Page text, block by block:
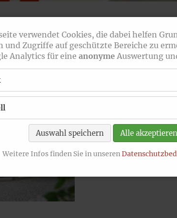
verwendet Cookies, die dabei helfen
und Zugriffe auf geschützte Bereiche zu
Analytics für eine anonyme Auswertung
Auswahl speichern Alle akzeptieren
Weitere Infos finden Sie in unseren